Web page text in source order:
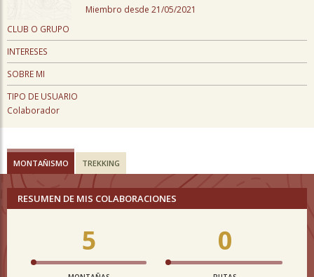
Miembro desde 21/05/2021
CLUB O GRUPO
INTERESES
SOBRE MI
TIPO DE USUARIO
Colaborador
MONTAÑISMO TREKKING
RESUMEN DE MIS COLABORACIONES
5 0